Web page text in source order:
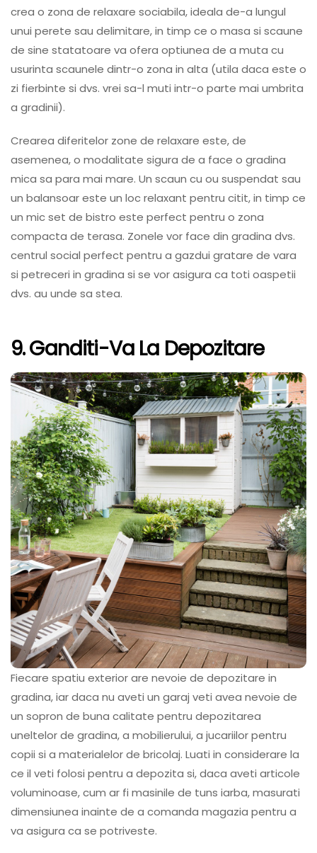
crea o zona de relaxare sociabila, ideala de-a lungul
unui perete sau delimitare, in timp ce o masa si scaune
de sine statatoare va ofera optiunea de a muta cu
usurinta scaunele dintr-o zona in alta (utila daca este o
zi fierbinte si dvs. vrei sa-l muti intr-o parte mai umbrita
a gradinii).
Crearea diferitelor zone de relaxare este, de
asemenea, o modalitate sigura de a face o gradina
mica sa para mai mare. Un scaun cu ou suspendat sau
un balansoar este un loc relaxant pentru citit, in timp ce
un mic set de bistro este perfect pentru o zona
compacta de terasa. Zonele vor face din gradina dvs.
centrul social perfect pentru a gazdui gratare de vara
si petreceri in gradina si se vor asigura ca toti oaspetii
dvs. au unde sa stea.
9. Ganditi-Va La Depozitare
Fiecare spatiu exterior are nevoie de depozitare in
gradina, iar daca nu aveti un garaj veti avea nevoie de
un sopron de buna calitate pentru depozitarea
uneltelor de gradina, a mobilierului, a jucariilor pentru
copii si a materialelor de bricolaj. Luati in considerare la
ce il veti folosi pentru a depozita si, daca aveti articole
voluminoase, cum ar fi masinile de tuns iarba, masurati
dimensiunea inainte de a comanda magazia pentru a
va asigura ca se potriveste.